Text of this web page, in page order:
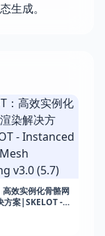
生成。
高效实例化骨骼网
方案|SKELOT -
v3.0 (5.7)